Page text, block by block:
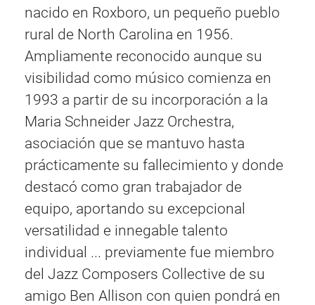
nacido en Roxboro, un pequeño pueblo
rural de North Carolina en 1956.
Ampliamente reconocido aunque su
visibilidad como músico comienza en
1993 a partir de su incorporación a la
Maria Schneider Jazz Orchestra,
asociación que se mantuvo hasta
prácticamente su fallecimiento y donde
destacó como gran trabajador de
equipo, aportando su excepcional
versatilidad e innegable talento
individual ... previamente fue miembro
del Jazz Composers Collective de su
amigo Ben Allison con quien pondrá en